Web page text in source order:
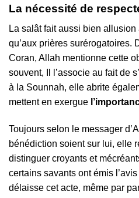
La nécessité de
La salât fait aussi bien
qu’aux prières surérogatoires.
Coran, Allah mentionne cette
souvent, Il l’associe au fait de
à la Sounnah, elle abrite
mettent en exergue
Toujours selon le messager
bénédiction soient sur lui, elle
distinguer croyants et
certains savants ont émis
délaisse cet acte, même par